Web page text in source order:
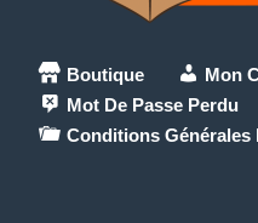
Boutique Mon
Mot De Passe Perdu
Conditions Générales